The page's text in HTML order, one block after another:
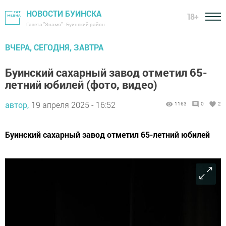
НОВОСТИ БУИНСКА
Газета "Знамя" - Буинский район
18+
ВЧЕРА, СЕГОДНЯ, ЗАВТРА
Буинский сахарный завод отметил 65-
летний юбилей (фото, видео)
автор, 19 апреля 2025 - 16:52 1163 0 2
Буинский сахарный завод отметил 65-летний юбилей